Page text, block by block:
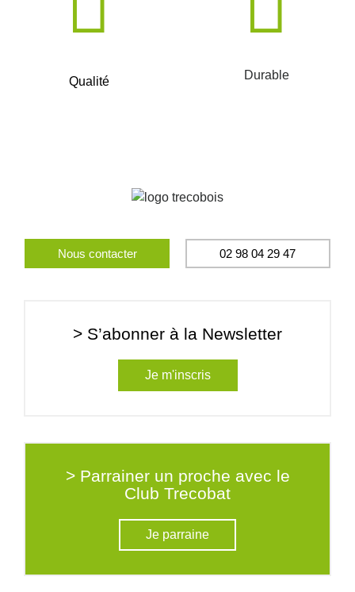
Qualité Durable
Nous contacter 02 98 04 29 47
> S’abonner à la Newsletter
Je m'inscris
> Parrainer un proche avec le
Club Trecobat
Je parraine